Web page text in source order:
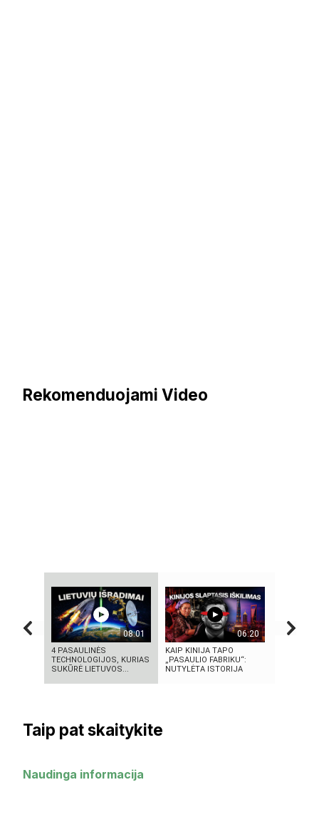
Rekomenduojami Video
08:01
4 PASAULINĖS
TECHNOLOGIJOS, KURIAS
SUKŪRĖ LIETUVOS...
06:20
KAIP KINIJA TAPO
„PASAULIO FABRIKU“:
NUTYLĖTA ISTORIJA
Taip pat skaitykite
Naudinga informacija